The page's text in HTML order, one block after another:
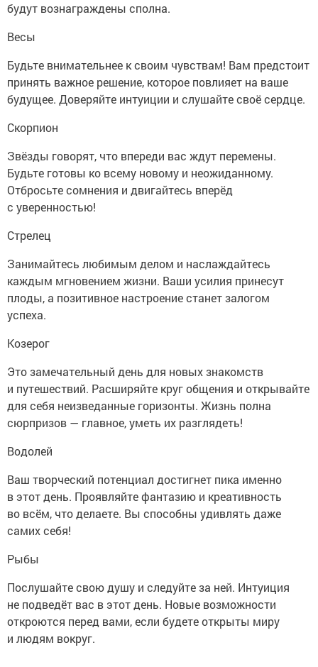
будут вознаграждены сполна.
Весы
Будьте внимательнее к своим чувствам! Вам предстоит
принять важное решение, которое повлияет на ваше
будущее. Доверяйте интуиции и слушайте своё сердце.
Скорпион
Звёзды говорят, что впереди вас ждут перемены.
Будьте готовы ко всему новому и неожиданному.
Отбросьте сомнения и двигайтесь вперёд
с уверенностью!
Стрелец
Занимайтесь любимым делом и наслаждайтесь
каждым мгновением жизни. Ваши усилия принесут
плоды, а позитивное настроение станет залогом
успеха.
Козерог
Это замечательный день для новых знакомств
и путешествий. Расширяйте круг общения и открывайте
для себя неизведанные горизонты. Жизнь полна
сюрпризов — главное, уметь их разглядеть!
Водолей
Ваш творческий потенциал достигнет пика именно
в этот день. Проявляйте фантазию и креативность
во всём, что делаете. Вы способны удивлять даже
самих себя!
Рыбы
Послушайте свою душу и следуйте за ней. Интуиция
не подведёт вас в этот день. Новые возможности
откроются перед вами, если будете открыты миру
и людям вокруг.